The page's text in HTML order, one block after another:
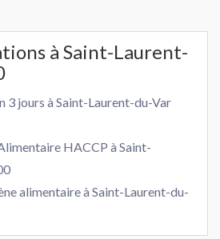
à Saint-Laurent-
3 jours à Saint-Laurent-du-Var
HACCP à Saint-
alimentaire à Saint-Laurent-du-